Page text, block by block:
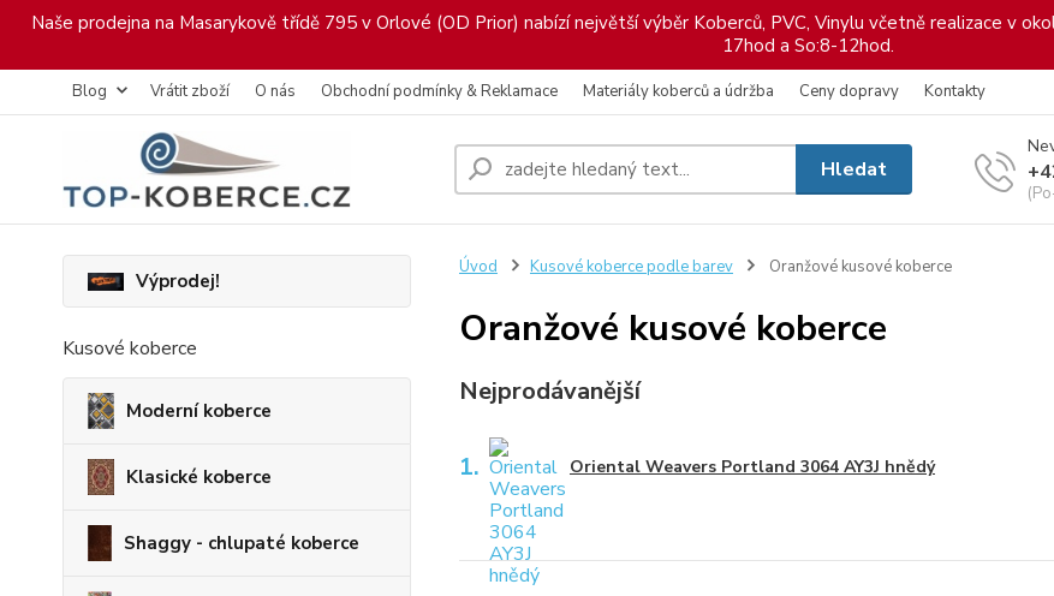
Naše prodejna na Masarykově třídě 795 v Orlové (OD Prior) nabízí největší výběr Koberců, PVC, Vinylu včetně realizace v
17hod a So:8-12hod.
Blog Vrátit zboží O nás Obchodní podmínky & Reklamace Materiály koberců a údržba Ceny dopravy Kontakty
Hledat
Výprodej!
Kusové koberce
Moderní koberce
Klasické koberce
Shaggy - chlupaté koberce
Úvod Kusové koberce podle barev Oranžové kusové koberce
Oranžové kusové koberce
Nejprodávanější
1. Oriental Weavers Portland 3064 AY3J hnědý